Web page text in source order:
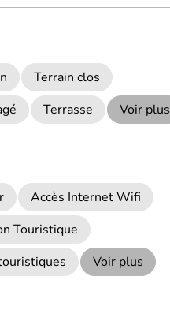
Terrain clos
Terrasse Voir plus
Accès Internet Wifi
Touristique
Voir plus